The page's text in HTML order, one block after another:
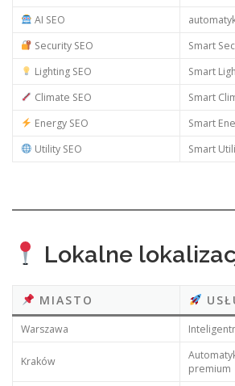
AI SEO
Security SEO
Smart
Lighting SEO
Smart
Climate SEO
Smart
Energy SEO
Smart
Utility SEO
Smart
Lokalne
MIASTO
Warszawa
Kraków
premium